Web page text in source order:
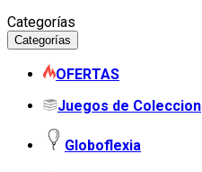
Categorías
Categorías
OFERTAS
Juegos de Coleccion
Globoflexia